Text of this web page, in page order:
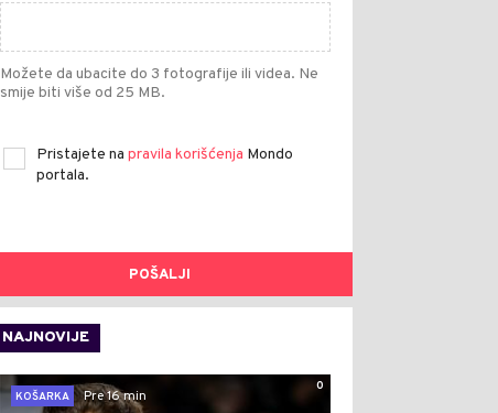
Možete da ubacite do 3 fotografije ili videa. Ne
smije biti više od 25 MB.
Pristajete na pravila korišćenja Mondo
portala.
POŠALJI
NAJNOVIJE
0
KOŠARKA
Pre 16 min